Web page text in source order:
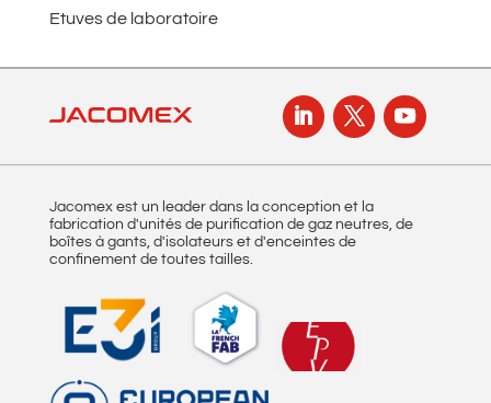
a
i
:
Etuves de laboratoire
Jacomex est un leader dans la conception et la
fabrication d'unités de purification de gaz neutres, de
boîtes à gants, d'isolateurs et d'enceintes de
confinement de toutes tailles.